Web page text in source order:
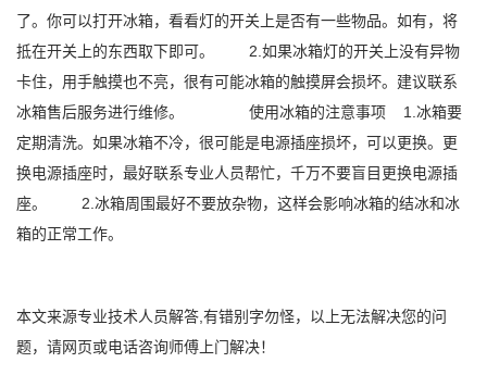
了。你可以打开冰箱，看看灯的开关上是否有一些物品。如有，将
抵在开关上的东西取下即可。 2.如果冰箱灯的开关上没有异物
卡住，用手触摸也不亮，很有可能冰箱的触摸屏会损坏。建议联系
冰箱售后服务进行维修。 使用冰箱的注意事项 1.冰箱要
定期清洗。如果冰箱不冷，很可能是电源插座损坏，可以更换。更
换电源插座时，最好联系专业人员帮忙，千万不要盲目更换电源插
座。 2.冰箱周围最好不要放杂物，这样会影响冰箱的结冰和冰
箱的正常工作。
本文来源专业技术人员解答,有错别字勿怪，以上无法解决您的问
题，请网页或电话咨询师傅上门解决！